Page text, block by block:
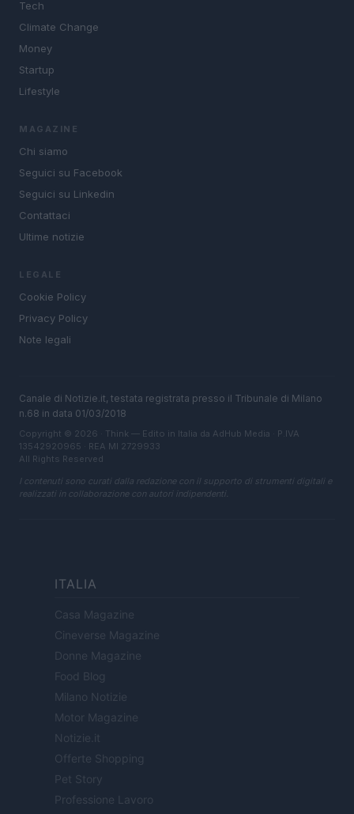
Tech
Climate Change
Money
Startup
Lifestyle
MAGAZINE
Chi siamo
Seguici su Facebook
Seguici su Linkedin
Contattaci
Ultime notizie
LEGALE
Cookie Policy
Privacy Policy
Note legali
Canale di Notizie.it, testata registrata presso il Tribunale di Milano
n.68 in data 01/03/2018
Copyright © 2026 · Think — Edito in Italia da AdHub Media · P.IVA
13542920965 · REA MI 2729933
All Rights Reserved
I contenuti sono curati dalla redazione con il supporto di strumenti digitali e
realizzati in collaborazione con autori indipendenti.
ITALIA
Casa Magazine
Cineverse Magazine
Donne Magazine
Food Blog
Milano Notizie
Motor Magazine
Notizie.it
Offerte Shopping
Pet Story
Professione Lavoro